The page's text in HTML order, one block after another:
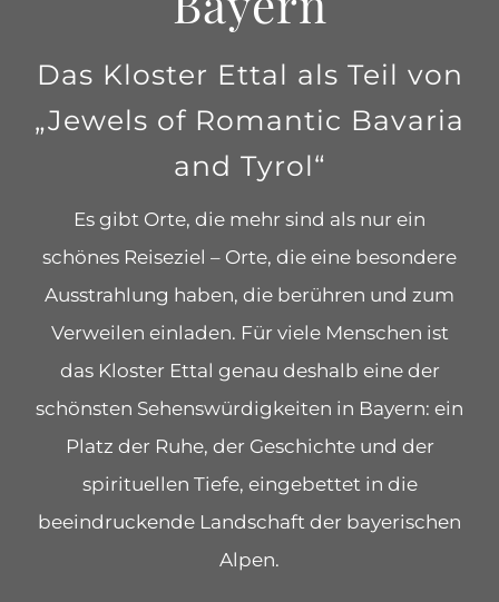
Das Kloster Ettal als Teil von
„Jewels of Romantic Bavaria
and Tyrol“
Es gibt Orte, die mehr sind als nur ein
schönes Reiseziel – Orte, die eine besondere
Ausstrahlung haben, die berühren und zum
Verweilen einladen. Für viele Menschen ist
das Kloster Ettal genau deshalb eine der
schönsten Sehenswürdigkeiten in Bayern: ein
Platz der Ruhe, der Geschichte und der
spirituellen Tiefe, eingebettet in die
beeindruckende Landschaft der bayerischen
Alpen.